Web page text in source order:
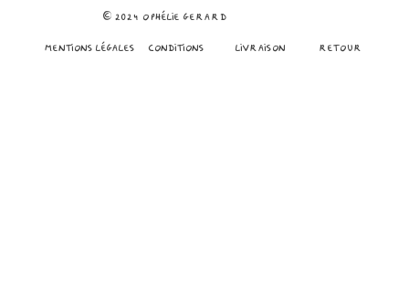
mentions légales conditions Livraison retour
© 2024 ophélie gerard